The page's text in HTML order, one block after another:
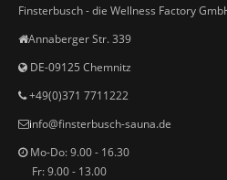
Finsterbusch - die Wellness Factory
Annaberger Str. 339
DE-09125 Chemnitz
+49(0)371 7711222
info@finsterbusch-sauna.de
Mo-Do: 9.00 - 16.30
Fr: 9.00 - 13.00